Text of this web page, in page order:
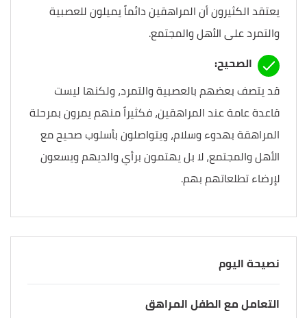
يعتقد الكثيرون أن المراهقين دائماً يميلون للعصبية
والتمرد على الأهل والمجتمع.
الصحيح:
قد يتصف بعضهم بالعصبية والتمرد، ولكنها ليست
قاعدة عامة عند المراهقين، فكثيراً منهم يمرون بمرحلة
المراهقة بهدوء وسلام، ويتواصلون بأسلوب صحيح مع
الأهل والمجتمع، لا بل يهتمون برأي والديهم ويسعون
لإرضاء تطلعاتهم بهم.
نصيحة اليوم
التعامل مع الطفل المراهق